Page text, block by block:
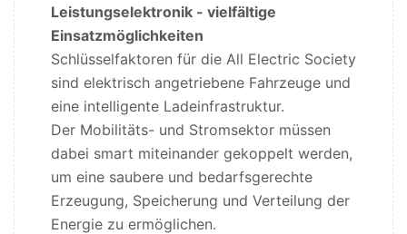
Leistungselektronik - vielfältige
Einsatzmöglichkeiten
Schlüsselfaktoren für die All Electric Society
sind elektrisch angetriebene Fahrzeuge und
eine intelligente Ladeinfrastruktur.
Der Mobilitäts- und Stromsektor müssen
dabei smart miteinander gekoppelt werden,
um eine saubere und bedarfsgerechte
Erzeugung, Speicherung und Verteilung der
Energie zu ermöglichen.